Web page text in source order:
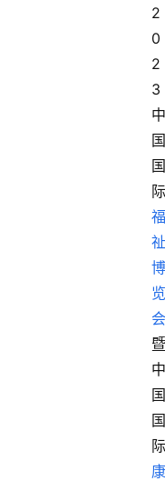
2
0
2
3
中
国
国
际
福
祉
博
览
会
暨
中
国
国
际
康